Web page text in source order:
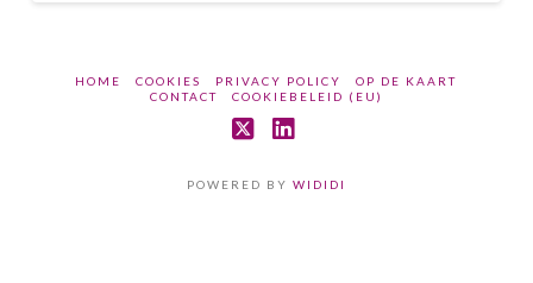
HOME COOKIES PRIVACY POLICY
OP DE KAART
CONTACT
COOKIEBELEID (EU)
POWERED BY WIDIDI